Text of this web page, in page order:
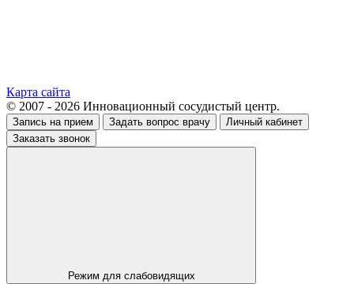
Карта сайта
© 2007 - 2026 Инновационный сосудистый центр.
Запись на прием Задать вопрос врачу
Личный кабинет
Заказать звонок
Режим для слабовидящих